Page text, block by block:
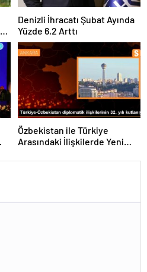
Denizli İhracatı Şubat Ayında
Yüzde 6,2 Arttı
Özbekistan ile Türkiye
Arasındaki İlişkilerde Yeni